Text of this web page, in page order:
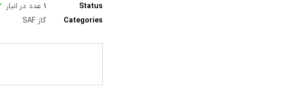
Status
۱ عدد در انبار
Categories
گاز SAF